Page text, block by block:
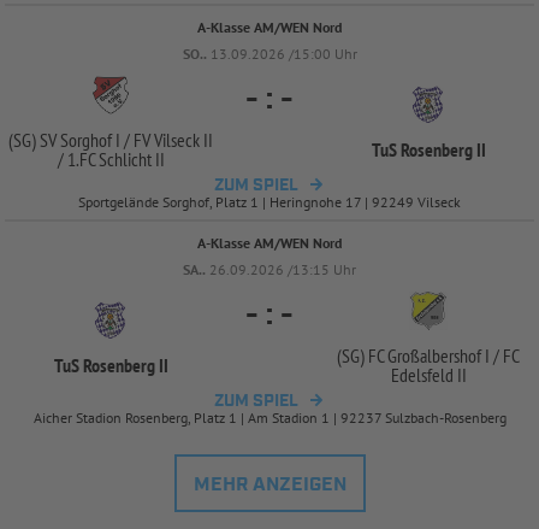
A-Klasse AM/WEN Nord
SO.. 13.09.2026 /15:00 Uhr
(SG) SV Sorghof I / FV Vilseck II
/1.FC Schlicht II
- : -
TuS Rosenberg II
ZUM SPIEL
Sportgelände Sorghof, Platz 1 | Heringnohe 17 | 92249 Vilseck
A-Klasse AM/WEN Nord
SA.. 26.09.2026 /13:15 Uhr
TuS Rosenberg II
- : -
(SG) FC Großalbershof I / FC
Edelsfeld II
ZUM SPIEL
Aicher Stadion Rosenberg, Platz 1 | Am Stadion 1 | 92237 Sulzbach-Rosenberg
MEHR ANZEIGEN